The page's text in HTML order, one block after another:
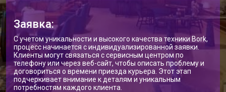
Заявка:
С учетом уникальности и высокого качества техники Bork,
процесс начинается с индивидуализированной заявки.
Клиенты могут связаться с сервисным центром по
телефону или через веб-сайт, чтобы описать проблему и
договориться о времени приезда курьера. Этот этап
подчеркивает внимание к деталям и уникальным
потребностям каждого клиента.